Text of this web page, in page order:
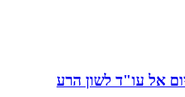
אל עו"ד לשון הרע